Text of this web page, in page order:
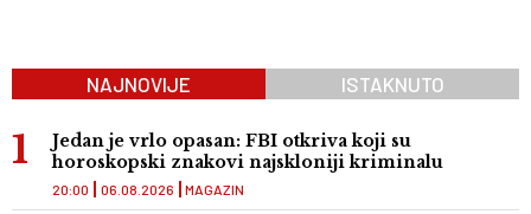
NAJNOVIJE ISTAKNUTO
Jedan je vrlo opasan: FBI otkriva koji su
horoskopski znakovi najskloniji kriminalu
MAGAZIN
20:00 06.08.2026